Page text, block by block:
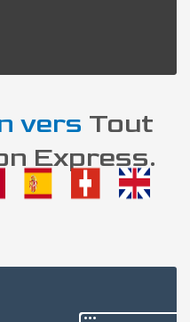
vers Tout
Express.